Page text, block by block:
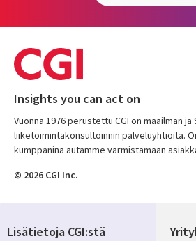
Insights you can act on
Vuonna 1976 perustettu CGI on maailman ja
liiketoimintakonsultoinnin palveluyhtiöitä.
kumppanina autamme varmistamaan
© 2026 CGI Inc.
Lisätietoja CGI:stä